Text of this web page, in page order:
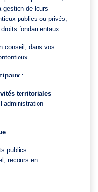
gestion de leurs
publics ou privés,
fondamentaux.
conseil, dans vos
:
territoriales
publics
recours en